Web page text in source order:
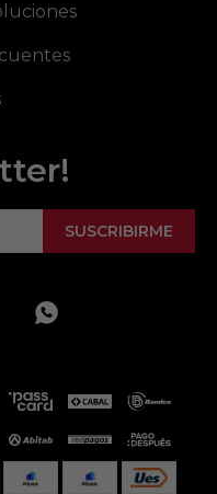
SUSCRIBIRME
